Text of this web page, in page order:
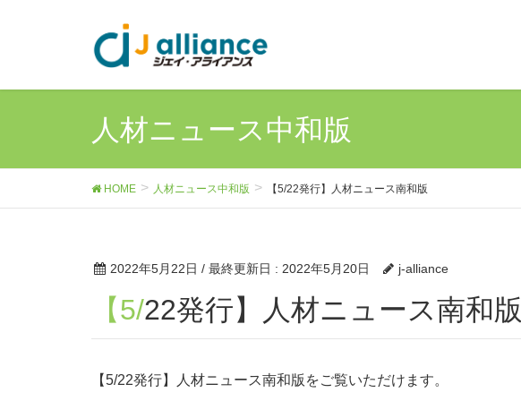
人材ニュース中和版
HOME 人材ニュース中和版 【5/22発行】人材ニュース南和版
2022年5月22日 / 最終更新日 : 2022年5月20日 j-alliance
【5/22発行】人材ニュース南和版
【5/22発行】人材ニュース南和版をご覧いただけます。